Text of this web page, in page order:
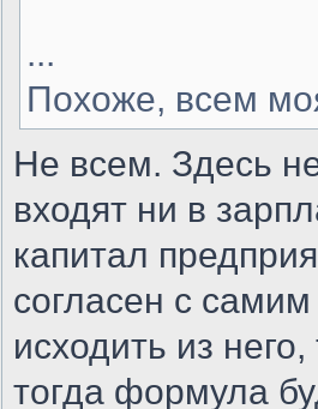
...
Похоже, всем
Не всем. Здесь
входят ни в
капитал
согласен с
исходить из
тогда формула